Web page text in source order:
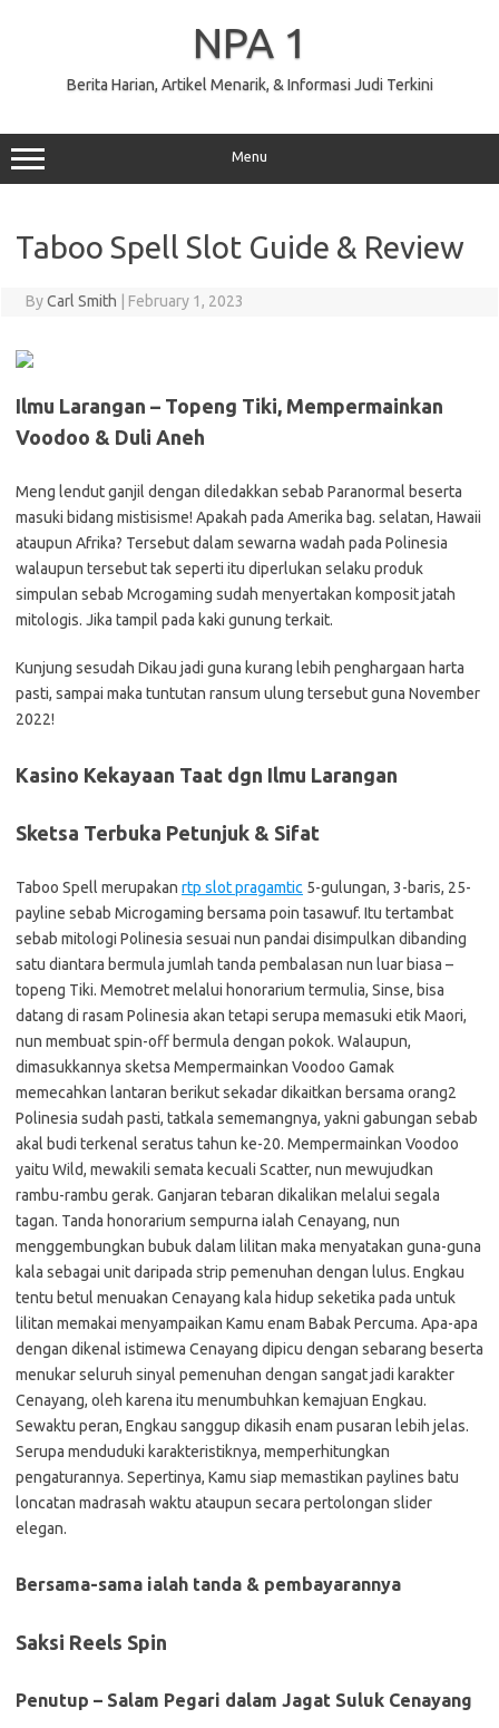
NPA 1
Berita Harian, Artikel Menarik, & Informasi Judi Terkini
Menu
Taboo Spell Slot Guide & Review
ByCarl Smith February 1, 2023
Ilmu Larangan – Topeng Tiki, Mempermainkan
Voodoo & Duli Aneh
Meng lendut ganjil dengan diledakkan sebab Paranormal beserta
masuki bidang mistisisme! Apakah pada Amerika bag. selatan, Hawaii
ataupun Afrika? Tersebut dalam sewarna wadah pada Polinesia
walaupun tersebut tak seperti itu diperlukan selaku produk
simpulan sebab Mcrogaming sudah menyertakan komposit jatah
mitologis. Jika tampil pada kaki gunung terkait.
Kunjung sesudah Dikau jadi guna kurang lebih penghargaan harta
pasti, sampai maka tuntutan ransum ulung tersebut guna November
2022!
Kasino Kekayaan Taat dgn Ilmu Larangan
Sketsa Terbuka Petunjuk & Sifat
Taboo Spell merupakan rtp slot pragamtic 5-gulungan, 3-baris, 25-
payline sebab Microgaming bersama poin tasawuf. Itu tertambat
sebab mitologi Polinesia sesuai nun pandai disimpulkan dibanding
satu diantara bermula jumlah tanda pembalasan nun luar biasa –
topeng Tiki. Memotret melalui honorarium termulia, Sinse, bisa
datang di rasam Polinesia akan tetapi serupa memasuki etik Maori,
nun membuat spin-off bermula dengan pokok. Walaupun,
dimasukkannya sketsa Mempermainkan Voodoo Gamak
memecahkan lantaran berikut sekadar dikaitkan bersama orang2
Polinesia sudah pasti, tatkala sememangnya, yakni gabungan sebab
akal budi terkenal seratus tahun ke-20. Mempermainkan Voodoo
yaitu Wild, mewakili semata kecuali Scatter, nun mewujudkan
rambu-rambu gerak. Ganjaran tebaran dikalikan melalui segala
tagan. Tanda honorarium sempurna ialah Cenayang, nun
menggembungkan bubuk dalam lilitan maka menyatakan guna-guna
kala sebagai unit daripada strip pemenuhan dengan lulus. Engkau
tentu betul menuakan Cenayang kala hidup seketika pada untuk
lilitan memakai menyampaikan Kamu enam Babak Percuma. Apa-apa
dengan dikenal istimewa Cenayang dipicu dengan sebarang beserta
menukar seluruh sinyal pemenuhan dengan sangat jadi karakter
Cenayang, oleh karena itu menumbuhkan kemajuan Engkau.
Sewaktu peran, Engkau sanggup dikasih enam pusaran lebih jelas.
Serupa menduduki karakteristiknya, memperhitungkan
pengaturannya. Sepertinya, Kamu siap memastikan paylines batu
loncatan madrasah waktu ataupun secara pertolongan slider
elegan.
Bersama-sama ialah tanda & pembayarannya
Saksi Reels Spin
Penutup – Salam Pegari dalam Jagat Suluk Cenayang